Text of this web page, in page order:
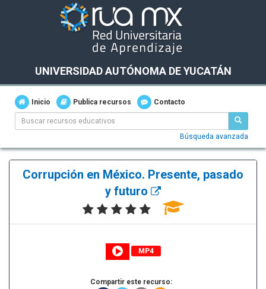
UNIVERSIDAD AUTÓNOMA DE YUCATÁN
Inicio Publica recursos Contacto
Búsqueda avanzada
Corrupción en México. Presente, pasado
y futuro
MP4
Compartir este recurso: